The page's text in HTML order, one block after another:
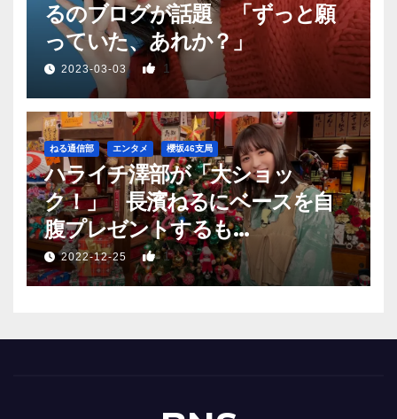
るのブログが話題 「ずっと願
っていた、あれか？」
2023-03-03 1
ねる通信部 エンタメ 櫻坂46支局
ハライチ澤部が「大ショッ
ク！」 長濱ねるにベースを自
腹プレゼントするも…
2022-12-25 1